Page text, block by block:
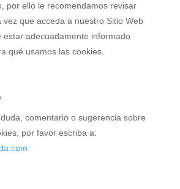
por ello le recomendamos revisar
vez que acceda a nuestro Sitio Web
estar adecuadamente informado
qué usamos las cookies.
comentario o sugerencia sobre
por favor escriba a: